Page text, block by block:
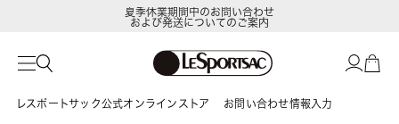
夏季休業期間中のお問い合わせ
および発送についてのご案内
レスポートサック公式オンラインストア お問い合わせ情報入力